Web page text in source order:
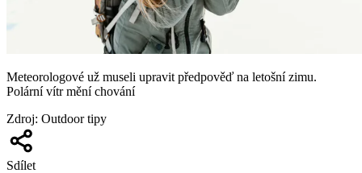
Meteorologové už museli upravit předpověď na letošní zimu.
Polární vítr mění chování
Zdroj: Outdoor tipy
Sdílet